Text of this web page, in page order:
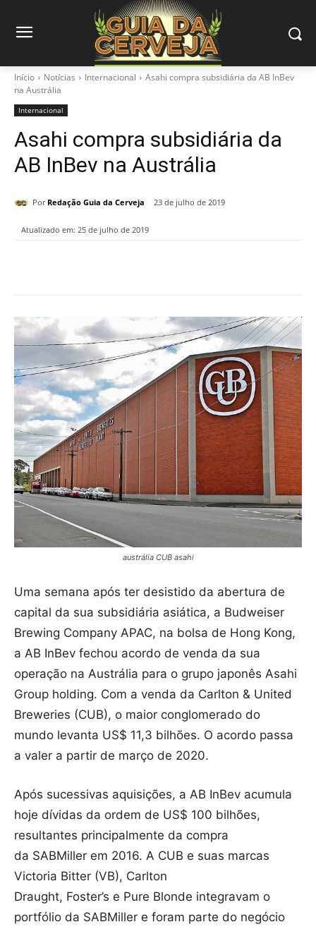
Início Notícias Internacional
Asahi compra subsidiária da AB InBev
na Austrália
Internacional
Asahi compra subsidiária da
AB InBev na Austrália
Por Redação Guia da Cerveja 23 de julho de 2019
Atualizado em: 25 de julho de 2019
austrália CUB asahi
Uma semana após ter desistido da abertura de
capital da sua subsidiária asiática, a Budweiser
Brewing Company APAC, na bolsa de Hong Kong,
a AB InBev fechou acordo de venda da sua
operação na Austrália para o grupo japonês Asahi
Group holding. Com a venda da Carlton & United
Breweries (CUB), o maior conglomerado do
mundo levanta US$ 11,3 bilhões. O acordo passa
a valer a partir de março de 2020.
Após sucessivas aquisições, a AB InBev acumula
hoje dívidas da ordem de US$ 100 bilhões,
resultantes principalmente da compra
da SABMiller em 2016. A CUB e suas marcas
Victoria Bitter (VB), Carlton
Draught, Foster’s e Pure Blonde integravam o
portfólio da SABMiller e foram parte do negócio